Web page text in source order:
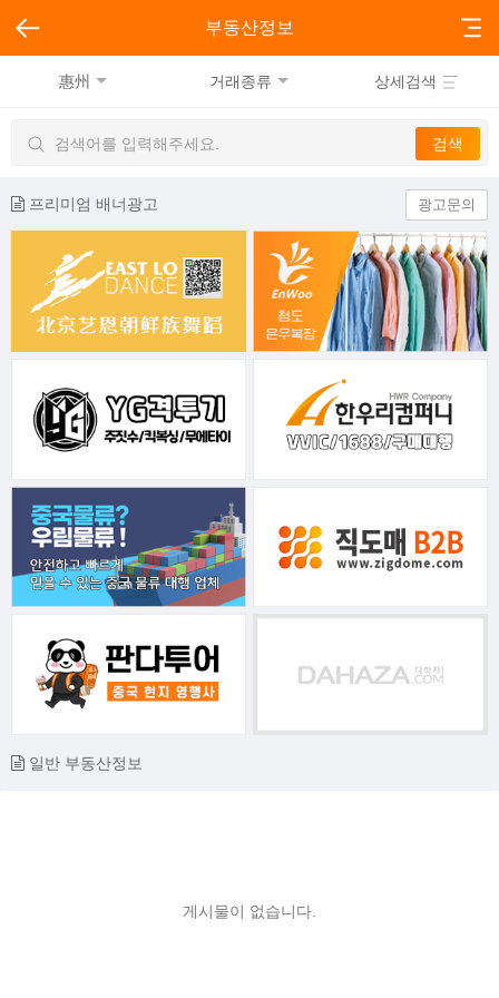
부동산정보
惠州 거래종류 상세검색
프리미엄 배너광고 광고문의
일반 부동산정보
게시물이 없습니다.